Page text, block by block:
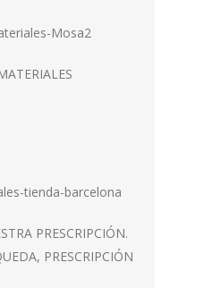
PRESCRIPCIÓN.
PRESCRIPCIÓN